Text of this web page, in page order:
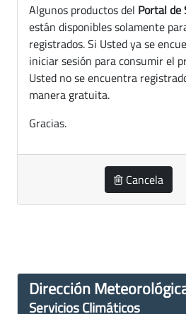
Algunos productos del Portal de
están disponibles solamente
registrados. Si Usted ya se
iniciar sesión para consumir el
Usted no se encuentra
manera gratuita.
Gracias.
Cancela
Dirección
Servicios Climáticos